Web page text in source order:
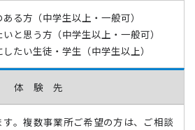
る方（中学生以上・一般可）
と思う方（中学生以上・一般可）
たい生徒・学生（中学生以上）
体 験 先
。複数事業所ご希望の方は、ご相談